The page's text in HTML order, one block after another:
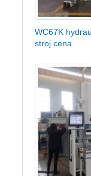
WC67K
stroj cena